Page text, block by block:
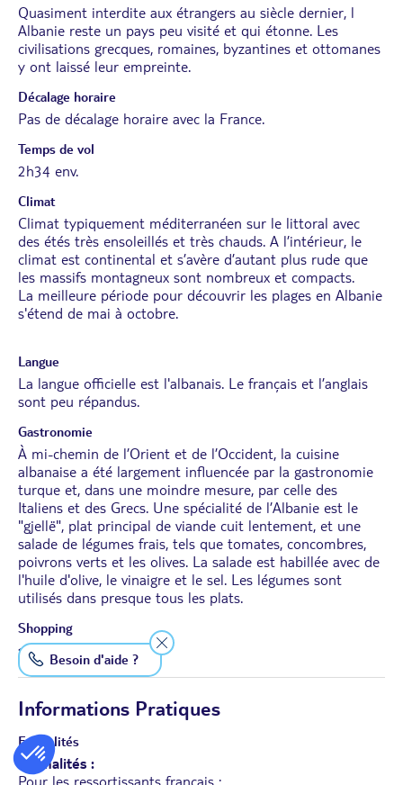
Quasiment interdite aux étrangers au siècle dernier, l
Albanie reste un pays peu visité et qui étonne. Les
civilisations grecques, romaines, byzantines et ottomanes
y ont laissé leur empreinte.
Décalage horaire
Pas de décalage horaire avec la France.
Temps de vol
2h34 env.
Climat
Climat typiquement méditerranéen sur le littoral avec
des étés très ensoleillés et très chauds. A l’intérieur, le
climat est continental et s’avère d’autant plus rude que
les massifs montagneux sont nombreux et compacts.
La meilleure période pour découvrir les plages en Albanie
s'étend de mai à octobre.
Langue
La langue officielle est l'albanais. Le français et l’anglais
sont peu répandus.
Gastronomie
À mi-chemin de l’Orient et de l’Occident, la cuisine
albanaise a été largement influencée par la gastronomie
turque et, dans une moindre mesure, par celle des
Italiens et des Grecs. Une spécialité de l’Albanie est le
"gjellë", plat principal de viande cuit lentement, et une
salade de légumes frais, tels que tomates, concombres,
poivrons verts et les olives. La salade est habillée avec de
l'huile d'olive, le vinaigre et le sel. Les légumes sont
utilisés dans presque tous les plats.
Shopping
<<<<>>>>
Informations Pratiques
Formalités
Formalités :
Pour les ressortissants français :
Besoin d'aide ?